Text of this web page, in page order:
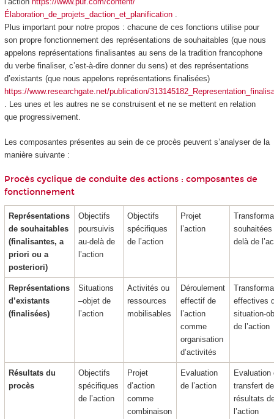
Élaboration_de_projets_daction_et_planification.
Plus important pour notre propos : chacune de ces fonctions utilise pour
son propre fonctionnement des représentations de souhaitables (que nous
appelons représentations finalisantes au sens de la tradition francophone
du verbe finaliser, c’est-à-dire donner du sens) et des représentations
d’existants (que nous appelons représentations finalisées)
https://www.researchgate.net/publication/
. Les unes et les autres ne se construisent et ne se mettent en relation
que progressivement.
Les composantes présentes au sein de ce procès peuvent s’analyser de la
manière suivante :
Procès cyclique de conduite des actions : composantes de
fonctionnement
Représentations
de souhaitables
(finalisantes, a
priori ou a
posteriori)
Objectifs
poursuivis
au-delà de
l’action
Objectifs
spécifiques
de l’action
Projet
l’action
souhaitées
delà de
Représentations
d’existants
(finalisées)
Situations
–objet de
l’action
Activités ou
ressources
mobilisables
Déroulement
effectif de
l’action
comme
organisation
d’activités
effectives
situation-
de l’action
Résultats du
procès
Objectifs
spécifiques
de l’action
Projet
d’action
comme
combinaison
Evaluation
de l’action
Evaluation
transfert
résultats
l’action